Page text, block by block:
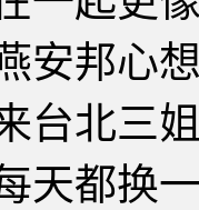
安邦心
台北三
天都换